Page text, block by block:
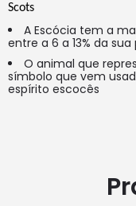
Scots
A Escócia tem a
entre a 6 a 13% da
O animal que
símbolo que vem
espírito escocês